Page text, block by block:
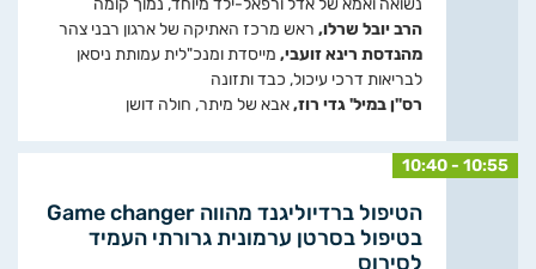
הרב יובל שרלו, ראש מרכז האתיקה של ארגון רבני צהר
מהנדסת רינא זועבי, מייסדת ומנכ"לית עמותת ניסאן
לבריאות דרכי עיכול, כבד ותזונה
רס"ן במיל' גדי רוז,אבא של מיתר, חולה דושן
10:40 - 10:55
בטיפול בסרטן ערמונית גרורתי העמיד
לסירוס